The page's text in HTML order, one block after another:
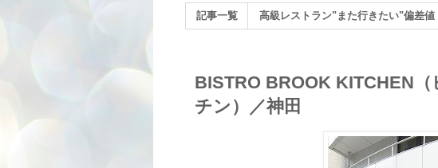
記事一覧 高級レストラン"また行きたい"偏差値
BISTRO BROOK KITCHEN
チン）／神田